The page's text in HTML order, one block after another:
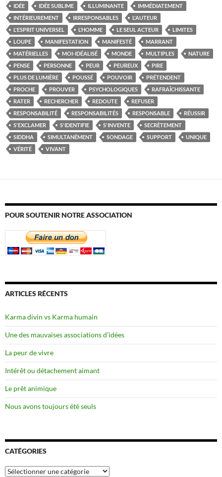
IDÉE
IDÉE SUBLIME ILLUMINANTE
IMMÉDIATEMENT
INTÉRIEUREMENT
IRRESPONSABLES
L'AUTEUR
L'ESPRIT UNIVERSEL
L’HOMME LE SEUL ACTEUR
LIMITES
LOUPE
MANIFESTATION MANIFESTÉ
MARRANT
MATÉRIELLES
MOI-IDÉALISÉ MONDE MULTIPLES
NATURE
PENSE
PERSONNE PEUR PEUREUX
PIRE
PLUS DE LUMIÈRE
POUSSÉ POUVOIR
PRÉTENDENT
PROCHE
PROUVER PSYCHOLOGIQUES
RAFRAÎCHISSANTE
RATER
RECHERCHER REDOUTE
REFUSER
RESPONSABILITÉ
RESPONSABILITÉS RESPONSABLE
RÉUSSIR
S'EXCLAMER
S'IDENTIFIE S'INVENTE
SECRÈTEMENT
SIDDHA
SIMULTANÉMENT SONDAGE SUPPORT
UNIQUE
VÉRITÉ
VIVANT
POUR SOUTENIR NOTRE ASSOCIATION
ARTICLES RÉCENTS
Karma divin vs Karma humain
Une des mauvaises associations d’idées
La peur de vivre
Intérêt ou détachement aimant
Le prêt animique
Nous avons toujours été seuls
CATÉGORIES
Catégories